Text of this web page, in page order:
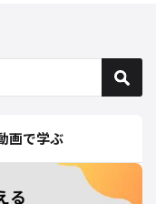
画で学ぶ